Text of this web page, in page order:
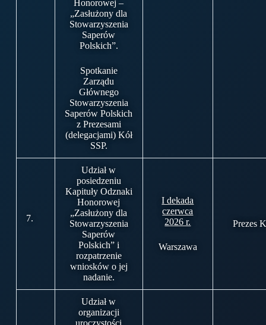
Honorowej –
„Zasłużony dla
Stowarzyszenia
Saperów
Polskich”.
Spotkanie
Zarządu
Głównego
Stowarzyszenia
Saperów Polskich
z Prezesami
(delegacjami) Kół
SSP.
7.
Udział w
posiedzeniu
Kapituły Odznaki
Honorowej
„Zasłużony dla
Stowarzyszenia
Saperów
Polskich” i
rozpatrzenie
wniosków o jej
nadanie.
I dekada
czerwca
2026 r.
Warszawa
Prezes
Udział w
organizacji
uroczystości